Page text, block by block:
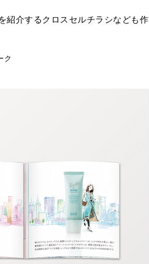
紹介するクロスセルチラシなども作
ク